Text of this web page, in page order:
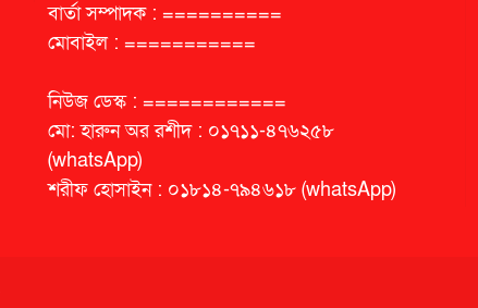
বার্তা সম্পাদক : ==========
মোবাইল : ===========
নিউজ ডেস্ক : ============
মো: হারুন অর রশীদ : ০১৭১১-৪৭৬২৫৮
(whatsApp)
শরীফ হোসাইন : ০১৮১৪-৭৯৪৬১৮ (whatsApp)